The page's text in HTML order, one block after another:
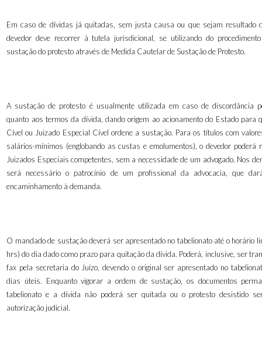
Em caso de dívidas já quitadas, sem justa causa ou que sejam resultado
devedor deve recorrer à tutela jurisdicional, se utilizando do
sustação do protesto através de Medida Cautelar de Sustação de Protesto.
A sustação de protesto é usualmente utilizada em caso de discordância
quanto aos termos da dívida, dando origem ao acionamento do Estado para
Cível ou Juizado Especial Cível ordene a sustação. Para os títulos com
salários-mínimos (englobando as custas e emolumentos), o devedor poderá
Juizados Especiais competentes, sem a necessidade de um advogado. Nos
será necessário o patrocínio de um profissional da advocacia, que
encaminhamento à demanda.
O mandado de sustação deverá ser apresentado no tabelionato até o horário
hrs) do dia dado como prazo para quitação da dívida. Poderá, inclusive, ser
fax pela secretaria do Juízo, devendo o original ser apresentado no
dias úteis. Enquanto vigorar a ordem de sustação, os documentos
tabelionato e a dívida não poderá ser quitada ou o protesto desistido
autorização judicial.